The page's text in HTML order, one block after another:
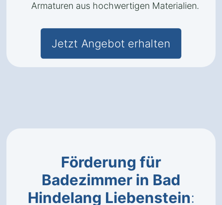
Armaturen aus hochwertigen Materialien.
Jetzt Angebot erhalten
Förderung für
Badezimmer in Bad
Hindelang Liebenstein: